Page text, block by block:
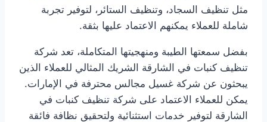
مثل تنظيف السجاد، وتنظيف الستائر، لتوفير تجربة
شاملة للعملاء يمكنهم الاعتماد عليها بثقة.
بفضل سمعتها الطيبة ومنهجيتها المتكاملة، تعد شركة
تنظيف كنبات في الشارقة الشريك المثالي للعملاء الذين
يبحثون عن شركة غسيل مجالس محترفة في الإمارات.
يمكن للعملاء الاعتماد على شركة تنظيف كنبات في
الشارقة لتوفير خدمات استثنائية ولتحقيق نظافة فائقة